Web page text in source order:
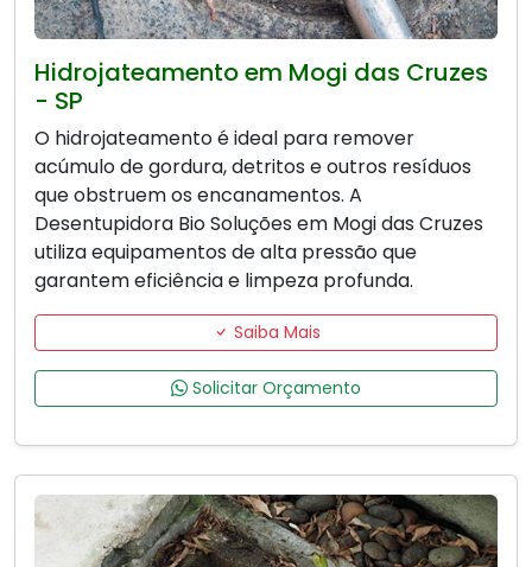
Hidrojateamento em Mogi das Cruzes
- SP
O hidrojateamento é ideal para remover
acúmulo de gordura, detritos e outros resíduos
que obstruem os encanamentos. A
Desentupidora Bio Soluções em Mogi das Cruzes
utiliza equipamentos de alta pressão que
garantem eficiência e limpeza profunda.
Saiba Mais
Solicitar Orçamento